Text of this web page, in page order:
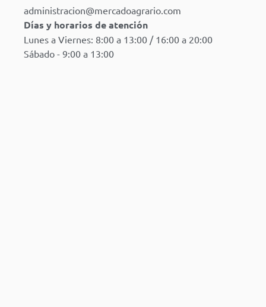
administracion@mercadoagrario.com
Días y horarios de atención
Lunes a Viernes: 8:00 a 13:00 / 16:00 a 20:00
Sábado - 9:00 a 13:00